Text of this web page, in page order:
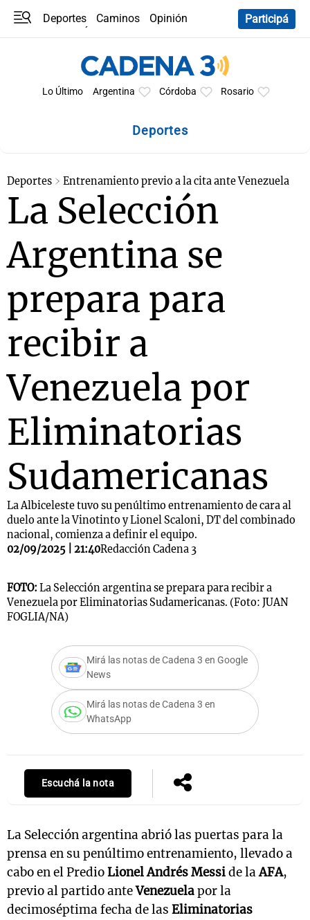
Deportes Caminos
Opinión
Participá
Lo Último Argentina Córdoba Rosario
Deportes
Deportes Entrenamiento previo a la cita ante Venezuela
La Selección
Argentina se
prepara para
recibir a
Venezuela por
Eliminatorias
Sudamericanas
La Albiceleste tuvo su penúltimo entrenamiento de cara al
duelo ante la Vinotinto y Lionel Scaloni, DT del combinado
nacional, comienza a definir el equipo.
02/09/2025 | 21:40Redacción Cadena 3
FOTO: La Selección argentina se prepara para recibir a
Venezuela por Eliminatorias Sudamericanas. (Foto: JUAN
FOGLIA/NA)
Mirá las notas de Cadena 3 en Google
News
Mirá las notas de Cadena 3 en
WhatsApp
Escuchá la nota
La Selección argentina abrió las puertas para la
prensa en su penúltimo entrenamiento, llevado a
cabo en el PredioLionel Andrés Messide laAFA,
previo al partido anteVenezuelapor la
decimoséptima fecha de las Eliminatorias
Notas
Mundial 2026
La Sole en
Cadena 3